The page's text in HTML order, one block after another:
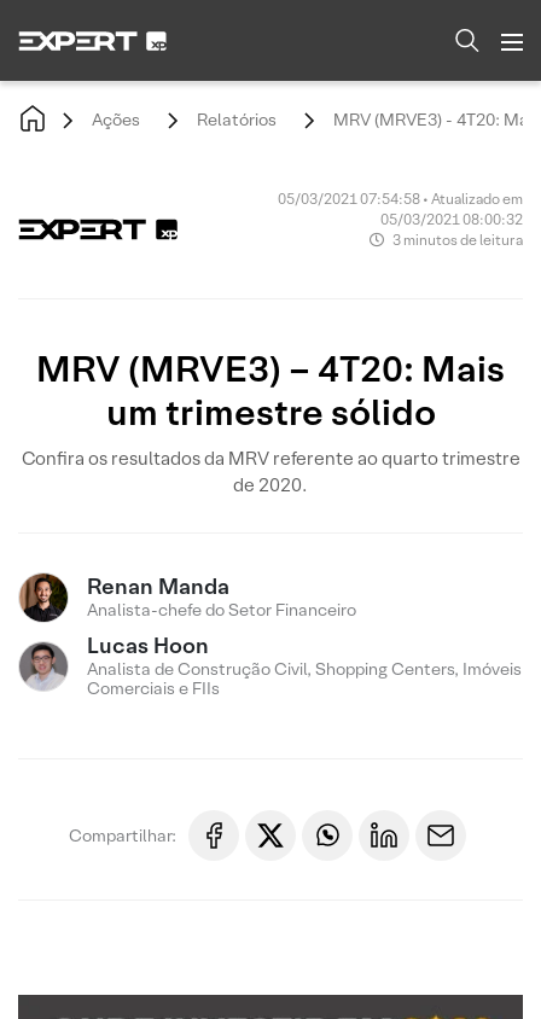
Ações Relatórios MRV (MRVE3) - 4T20:
05/03/2021 07:54:58 • Atualizado em
05/03/2021 08:00:32
3 minutos de leitura
MRV (MRVE3) – 4T20: Mais
um trimestre sólido
Confira os resultados da MRV referente ao quarto trimestre
de 2020.
Renan Manda
Analista-chefe do Setor Financeiro
Lucas Hoon
Analista de Construção Civil, Shopping Centers, Imóveis
Comerciais e FIIs
Compartilhar: